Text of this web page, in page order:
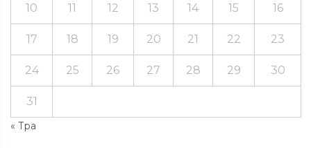
« Тра
10 11 12 13 14 15 16
17 18 19 20 21 22 23
24 25 26 27 28 29 30
31